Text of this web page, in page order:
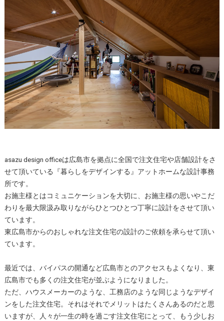
asazu design officeは広島市を拠点に全国で注文住宅や店舗設計をさ
せて頂いている『暮らしをデザインする』アットホームな設計事務
所です。
お施主様とはコミュニケーションを大切に、お施主様の思いやこだ
わりを最大限汲み取りながらひとつひとつ丁寧に設計をさせて頂い
ています。
東広島市からのおしゃれな注文住宅の設計のご依頼を承らせて頂い
ています。
最近では、バイパスの開通など広島市とのアクセスもよくなり、東
広島市でも多くの注文住宅が並ぶようになりました。
ただ、ハウスメーカーのような、工務店のような同じようなデザイ
ンをした注文住宅。それはそれでメリットはたくさんあるのだと思
いますが、人々が一生の時を過ごす注文住宅にとって、もう少しお